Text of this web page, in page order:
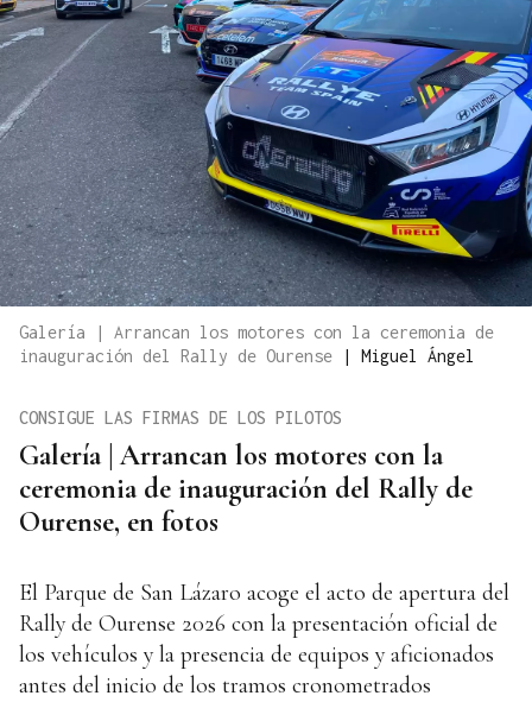
Galería | Arrancan los motores con la ceremonia de
inauguración del Rally de Ourense
| Miguel Ángel
Galería | Arrancan los motores con la
ceremonia de inauguración del Rally de
Ourense, en fotos
CONSIGUE LAS FIRMAS DE LOS PILOTOS
El Parque de San Lázaro acoge el acto de apertura del
Rally de Ourense 2026 con la presentación oficial de
los vehículos y la presencia de equipos y aficionados
antes del inicio de los tramos cronometrados